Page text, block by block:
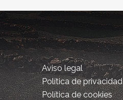
Aviso legal
Política de privacidad
Política de cookies